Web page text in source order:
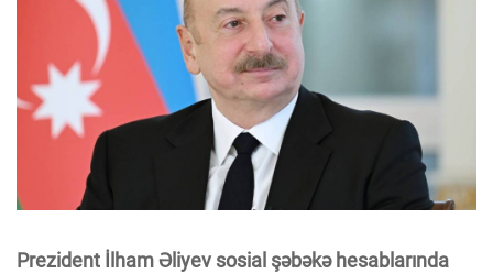
Prezident İlham Əliyev sosial şəbəkə hesablarında